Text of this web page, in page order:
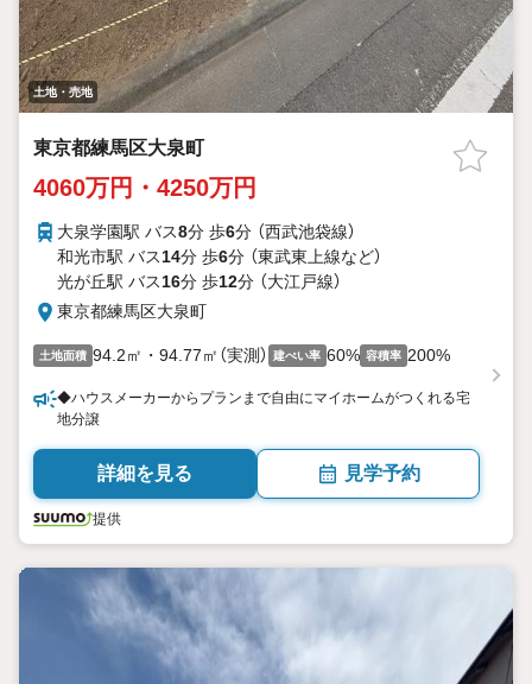
土地・売地
東京都練馬区大泉町
4060万円・4250万円
大泉学園駅 バス8分 歩6分 （西武池袋線）
和光市駅 バス14分 歩6分 （東武東上線など）
光が丘駅 バス16分 歩12分 （大江戸線）
東京都練馬区大泉町
土地面積 94.2㎡・94.77㎡（実測） 建ぺい率 60% 容積率 200%
◆ハウスメーカーからプランまで自由にマイホームがつくれる宅
地分譲
詳細を見る 見学予約
提供